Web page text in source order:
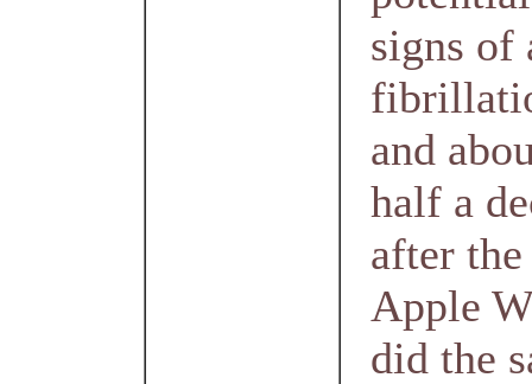
signs of
and
half a
after the
Apple
did the